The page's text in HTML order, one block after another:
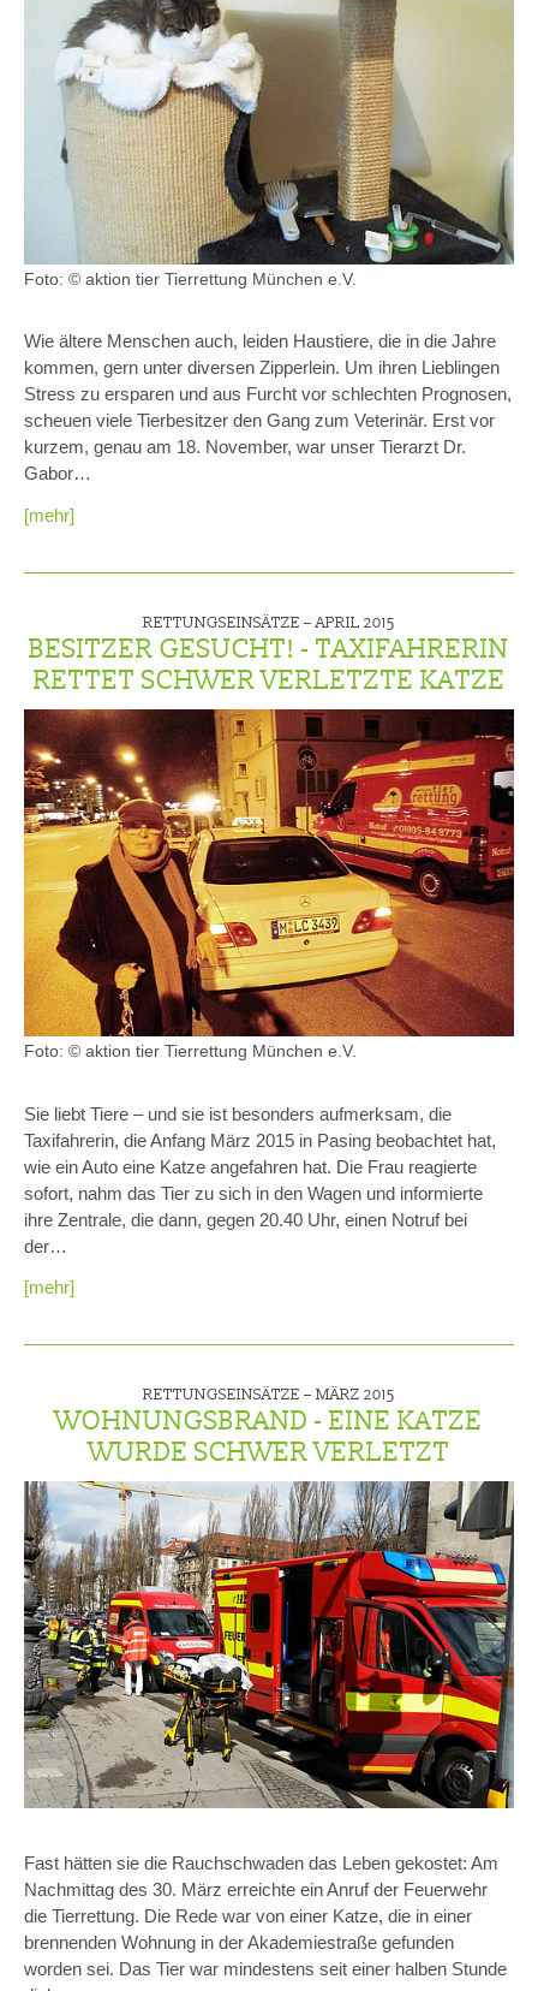
Foto: © aktion tier Tierrettung München e.V.
Wie ältere Menschen auch, leiden Haustiere, die in die Jahre
kommen, gern unter diversen Zipperlein. Um ihren Lieblingen
Stress zu ersparen und aus Furcht vor schlechten Prognosen,
scheuen viele Tierbesitzer den Gang zum Veterinär. Erst vor
kurzem, genau am 18. November, war unser Tierarzt Dr.
Gabor…
[mehr]
RETTUNGSEINSÄTZE –APRIL 2015
BESITZER GESUCHT! - TAXIFAHRERIN
RETTET SCHWER VERLETZTE KATZE
Foto: © aktion tier Tierrettung München e.V.
Sie liebt Tiere – und sie ist besonders aufmerksam, die
Taxifahrerin, die Anfang März 2015 in Pasing beobachtet hat,
wie ein Auto eine Katze angefahren hat. Die Frau reagierte
sofort, nahm das Tier zu sich in den Wagen und informierte
ihre Zentrale, die dann, gegen 20.40 Uhr, einen Notruf bei
der…
[mehr]
RETTUNGSEINSÄTZE – MÄRZ 2015
WOHNUNGSBRAND - EINE KATZE
WURDE SCHWER VERLETZT
Fast hätten sie die Rauchschwaden das Leben gekostet: Am
Nachmittag des 30. März erreichte ein Anruf der Feuerwehr
die Tierrettung. Die Rede war von einer Katze, die in einer
brennenden Wohnung in der Akademiestraße gefunden
worden sei. Das Tier war mindestens seit einer halben Stunde